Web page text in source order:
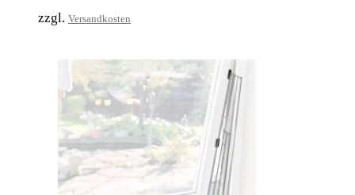
zzgl. Versandkosten